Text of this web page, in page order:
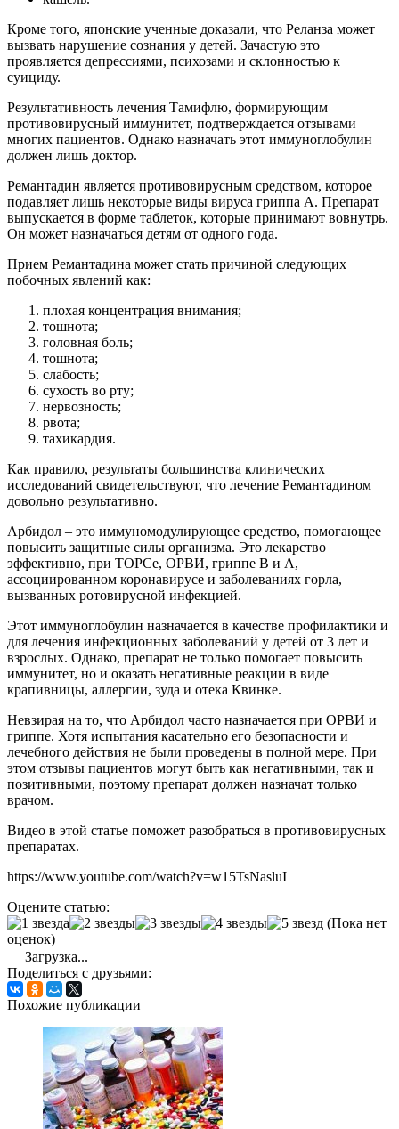
Кроме того, японские ученные доказали, что Реланза может
вызвать нарушение сознания у детей. Зачастую это
проявляется депрессиями, психозами и склонностью к
суициду.
Результативность лечения Тамифлю, формирующим
противовирусный иммунитет, подтверждается отзывами
многих пациентов. Однако назначать этот иммуноглобулин
должен лишь доктор.
Ремантадин является противовирусным средством, которое
подавляет лишь некоторые виды вируса гриппа А. Препарат
выпускается в форме таблеток, которые принимают вовнутрь.
Он может назначаться детям от одного года.
Прием Ремантадина может стать причиной следующих
побочных явлений как:
плохая концентрация внимания;
тошнота;
головная боль;
тошнота;
слабость;
сухость во рту;
нервозность;
рвота;
тахикардия.
Как правило, результаты большинства клинических
исследований свидетельствуют, что лечение Ремантадином
довольно результативно.
Арбидол – это иммуномодулирующее средство, помогающее
повысить защитные силы организма. Это лекарство
эффективно, при ТОРСе, ОРВИ, гриппе В и А,
ассоциированном коронавирусе и заболеваниях горла,
вызванных ротовирусной инфекцией.
Этот иммуноглобулин назначается в качестве профилактики и
для лечения инфекционных заболеваний у детей от 3 лет и
взрослых. Однако, препарат не только помогает повысить
иммунитет, но и оказать негативные реакции в виде
крапивницы, аллергии, зуда и отека Квинке.
Невзирая на то, что Арбидол часто назначается при ОРВИ и
гриппе. Хотя испытания касательно его безопасности и
лечебного действия не были проведены в полной мере. При
этом отзывы пациентов могут быть как негативными, так и
позитивными, поэтому препарат должен назначат только
врачом.
Видео в этой статье поможет разобраться в противовирусных
препаратах.
https://www.youtube.com/watch?v=w15TsNasluI
Оцените статью:
(Пока нет
оценок)
Загрузка...
Поделиться с друзьями:
Похожие публикации